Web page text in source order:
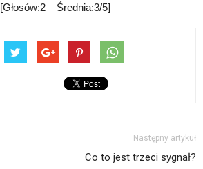
[Głosów:2 Średnia:3/5]
Następny artykuł
Co to jest trzeci sygnał?